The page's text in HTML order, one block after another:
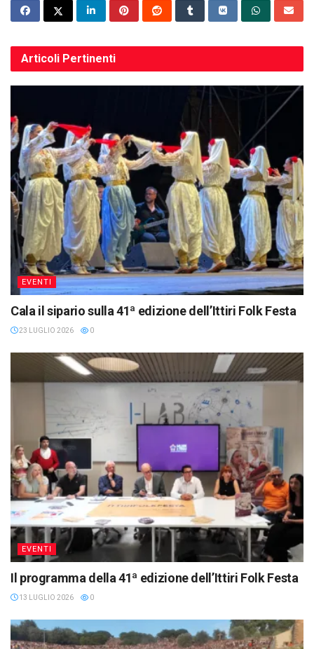
Articoli Pertinenti
EVENTI
Cala il sipario sulla 41ª edizione dell’Ittiri Folk Festa
23 LUGLIO 2026 0
EVENTI
Il programma della 41ª edizione dell’Ittiri Folk Festa
13 LUGLIO 2026 0